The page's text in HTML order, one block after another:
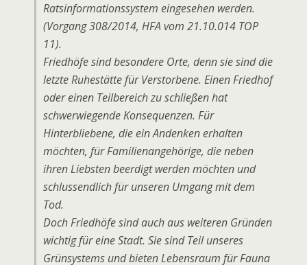
Ratsinformationssystem eingesehen werden.
(Vorgang 308/2014, HFA vom 21.10.014 TOP
11).
Friedhöfe sind besondere Orte, denn sie sind die
letzte Ruhestätte für Verstorbene. Einen Friedhof
oder einen Teilbereich zu schließen hat
schwerwiegende Konsequenzen. Für
Hinterbliebene, die ein Andenken erhalten
möchten, für Familienangehörige, die neben
ihren Liebsten beerdigt werden möchten und
schlussendlich für unseren Umgang mit dem
Tod.
Doch Friedhöfe sind auch aus weiteren Gründen
wichtig für eine Stadt. Sie sind Teil unseres
Grünsystems und bieten Lebensraum für Fauna